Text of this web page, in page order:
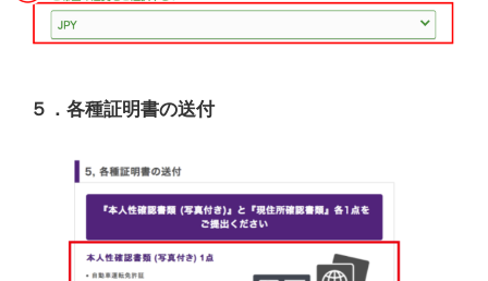
５．各種証明書の送付